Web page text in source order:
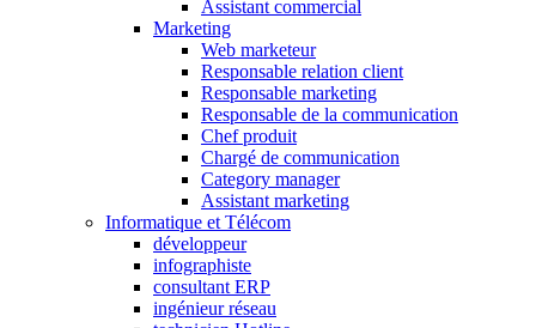
Assistant commercial
Marketing
Web marketeur
Responsable relation client
Responsable marketing
Responsable de la communication
Chef produit
Chargé de communication
Category manager
Assistant marketing
Informatique et Télécom
développeur
infographiste
consultant ERP
ingénieur réseau